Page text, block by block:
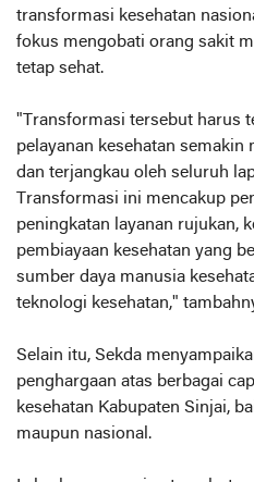
transformasi kesehatan
fokus mengobati orang sakit
tetap sehat.
"Transformasi tersebut harus
pelayanan kesehatan semakin
dan terjangkau oleh seluruh
Transformasi ini mencakup
peningkatan layanan rujukan,
pembiayaan kesehatan yang
sumber daya manusia
teknologi kesehatan,"
Selain itu, Sekda
penghargaan atas berbagai
kesehatan Kabupaten Sinjai,
maupun nasional.